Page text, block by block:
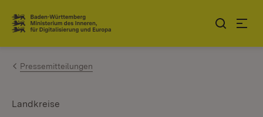
Zum Inhalt springen
Link zur Startseite
Pressemitteilungen
Landkreise